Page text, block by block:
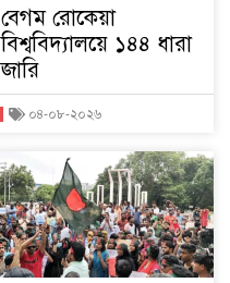
বেগম রোকেয়া
বিশ্ববিদ্যালয়ে ১৪৪ ধারা
জারি
০৪-০৮-২০২৬